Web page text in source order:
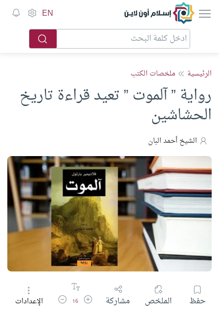
إسلام أون لاين EN
الرئيسية ملخصات الكتب
رواية ” آلموت ” تعيد قراءة تاريخ
الحشاشين
الشيخ أحمد البان
حفظ الملخص مشاركة زيادة حجم الخط
16 تقليل حجم الخط
الإعدادات